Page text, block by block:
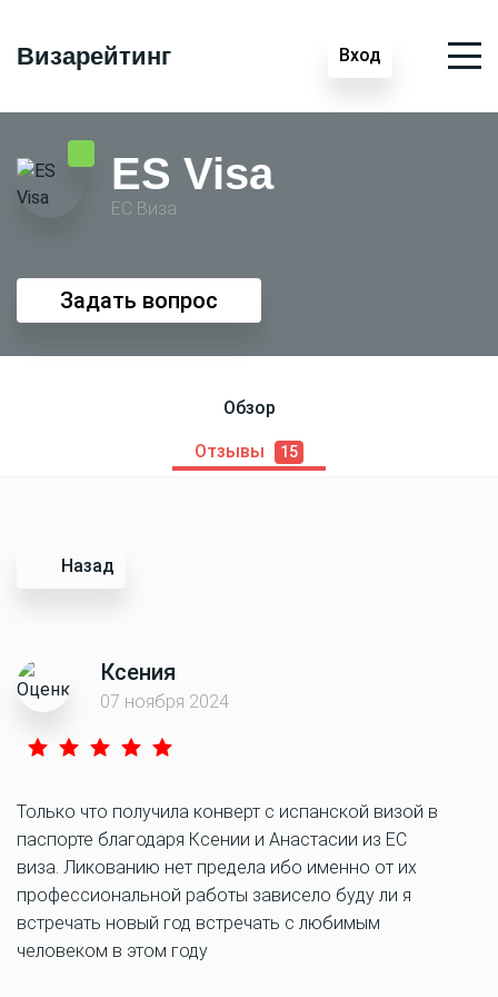
Визарейтинг Вход
ES Visa
ЕС Виза
Задать вопрос
Обзор
Отзывы 15
Назад
Ксения
07 ноября 2024
Только что получила конверт с испанской визой в
паспорте благодаря Ксении и Анастасии из ЕС
виза. Ликованию нет предела ибо именно от их
профессиональной работы зависело буду ли я
встречать новый год встречать с любимым
человеком в этом году